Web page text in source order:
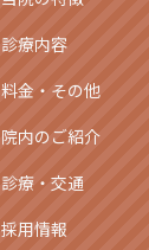
診療内容
料金・その他
院内のご紹介
診療・交通
採用情報